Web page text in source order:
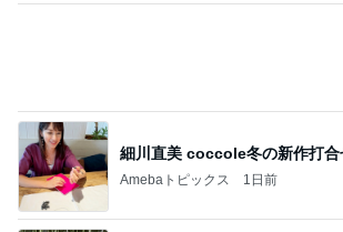
山田 幻想的な竹林で不思議体験
Amebaトピックス 1日前